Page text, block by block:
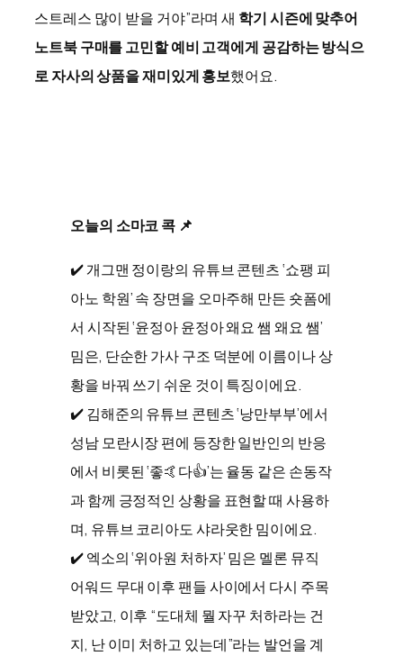
스트레스 많이 받을 거야”라며 새 학기 시즌에 맞추어
노트북 구매를 고민할 예비 고객에게 공감하는 방식으
로 자사의 상품을 재미있게 홍보했어요.
오늘의 소마코 콕 📌
✔️ 개그맨 정이랑의 유튜브 콘텐츠 ‘쇼팽 피
아노 학원’ 속 장면을 오마주해 만든 숏폼에
서 시작된 ‘윤정아 윤정아 왜요 쌤 왜요 쌤’
밈은, 단순한 가사 구조 덕분에 이름이나 상
황을 바꿔 쓰기 쉬운 것이 특징이에요.
✔️ 김해준의 유튜브 콘텐츠 ‘낭만부부’에서
성남 모란시장 편에 등장한 일반인의 반응
에서 비롯된 ‘좋🤙다👍’는 율동 같은 손동작
과 함께 긍정적인 상황을 표현할 때 사용하
며, 유튜브 코리아도 샤라웃한 밈이에요.
✔️ 엑소의 ‘위아원 처하자’ 밈은 멜론 뮤직
어워드 무대 이후 팬들 사이에서 다시 주목
받았고, 이후 “도대체 뭘 자꾸 처하라는 건
지, 난 이미 처하고 있는데”라는 발언을 계